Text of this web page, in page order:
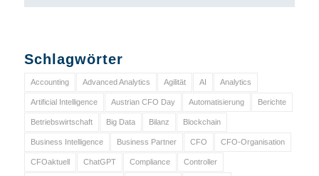
Schlagwörter
Accounting Advanced Analytics Agilität AI Analytics
Artificial Intelligence Austrian CFO Day Automatisierung Berichte
Betriebswirtschaft Big Data Bilanz Blockchain
Business Intelligence Business Partner CFO CFO-Organisation
CFOaktuell ChatGPT Compliance Controller